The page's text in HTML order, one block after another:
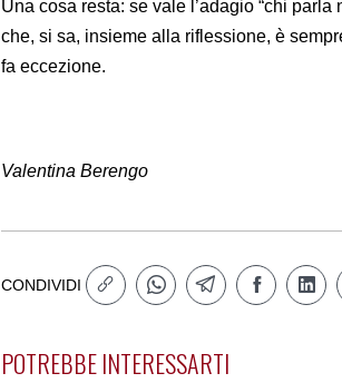
Una cosa resta: se vale l’adagio “chi
che, si sa, insieme alla riflessione, è
fa eccezione.
Valentina Berengo
CONDIVIDI
POTREBBE INTERESSARTI